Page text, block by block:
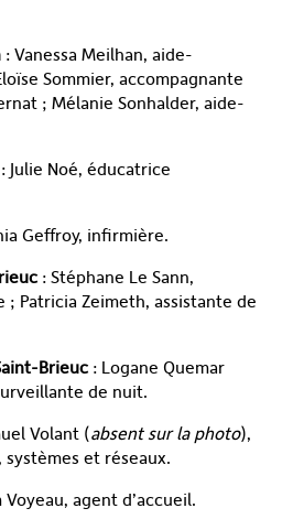
: Vanessa Meilhan, aide-
Sommier, accompagnante
; Mélanie Sonhalder, aide-
Julie Noé, éducatrice
Geffroy, infirmière.
: Stéphane Le Sann,
Patricia Zeimeth, assistante de
Brieuc : Logane Quemar
de nuit.
Volant (absent sur la photo),
et réseaux.
agent d’accueil.